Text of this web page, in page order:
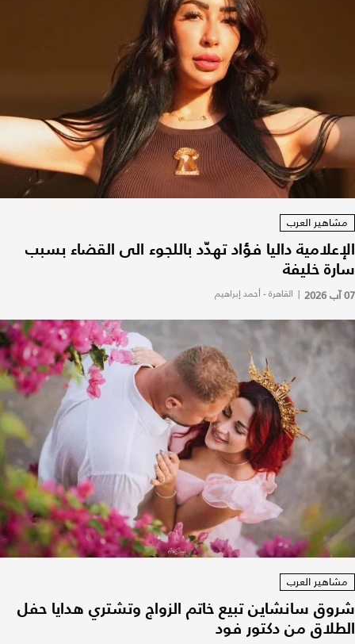
مشاهير العرب
الإعلامية داليا فؤاد تهدّد باللجوء الى القضاء بسبب
سارة خليفة
07 آب 2026 | القاهرة - أحمد إبراهيم
مشاهير العرب
شروق سانشاين تبيع خاتم الزواج وتشتري هدايا حفل
الطلاق من دكتور فود